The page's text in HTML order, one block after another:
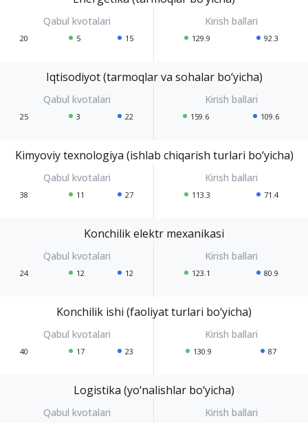
20 5 15 129.9 92.3
Iqtisodiyot (tarmoqlar va sohalar bo‘yicha)
25 3 22 159.6 109.6
Kimyoviy texnologiya (ishlab chiqarish turlari bo‘yicha)
38 11 27 113.3 71.4
Konchilik elektr mexanikasi
24 12 12 123.1 80.9
Konchilik ishi (faoliyat turlari bo‘yicha)
40 17 23 130.9 87
Logistika (yo‘nalishlar bo‘yicha)